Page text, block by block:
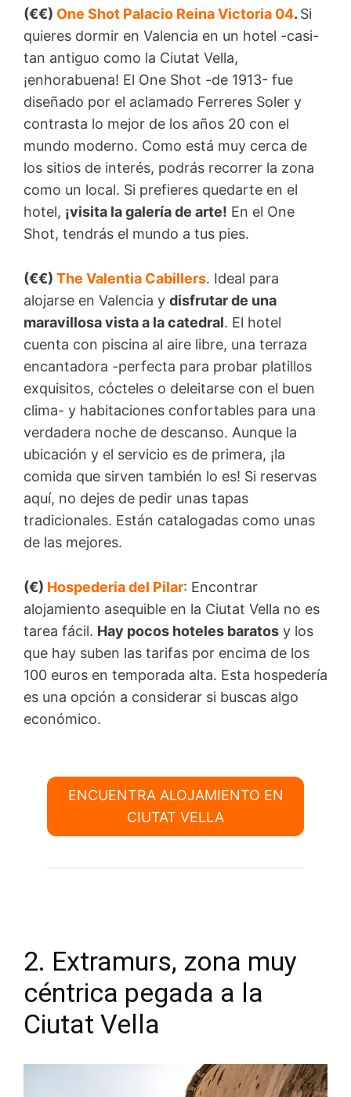
(€€) One Shot Palacio Reina Victoria 04. Si
quieres dormir en Valencia en un hotel -casi-
tan antiguo como la Ciutat Vella,
¡enhorabuena! El One Shot -de 1913- fue
diseñado por el aclamado Ferreres Soler y
contrasta lo mejor de los años 20 con el
mundo moderno. Como está muy cerca de
los sitios de interés, podrás recorrer la zona
como un local. Si prefieres quedarte en el
hotel, ¡visita la galería de arte! En el One
Shot, tendrás el mundo a tus pies.
(€€) The Valentia Cabillers. Ideal para
alojarse en Valencia y disfrutar de una
maravillosa vista a la catedral. El hotel
cuenta con piscina al aire libre, una terraza
encantadora -perfecta para probar platillos
exquisitos, cócteles o deleitarse con el buen
clima- y habitaciones confortables para una
verdadera noche de descanso. Aunque la
ubicación y el servicio es de primera, ¡la
comida que sirven también lo es! Si reservas
aquí, no dejes de pedir unas tapas
tradicionales. Están catalogadas como unas
de las mejores.
(€) Hospederia del Pilar: Encontrar
alojamiento asequible en la Ciutat Vella no es
tarea fácil. Hay pocos hoteles baratos y los
que hay suben las tarifas por encima de los
100 euros en temporada alta. Esta hospedería
es una opción a considerar si buscas algo
económico.
ENCUENTRA ALOJAMIENTO EN
CIUTAT VELLA
2. Extramurs, zona muy
céntrica pegada a la
Ciutat Vella